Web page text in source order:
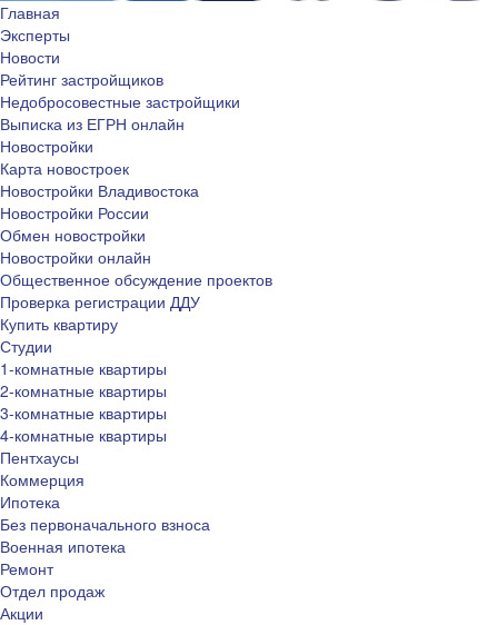
Главная
Эксперты
Новости
Рейтинг застройщиков
Недобросовестные застройщики
Выписка из ЕГРН онлайн
Новостройки
Карта новостроек
Новостройки Владивостока
Новостройки России
Обмен новостройки
Новостройки онлайн
Общественное обсуждение проектов
Проверка регистрации ДДУ
Купить квартиру
Студии
1-комнатные квартиры
2-комнатные квартиры
3-комнатные квартиры
4-комнатные квартиры
Пентхаусы
Коммерция
Ипотека
Без первоначального взноса
Военная ипотека
Ремонт
Отдел продаж
Акции